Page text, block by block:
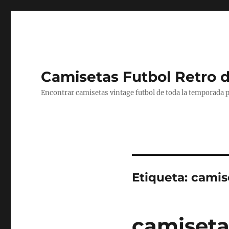
Camisetas Futbol Retro
Encontrar camisetas vintage futbol de toda la temporada
Etiqueta: